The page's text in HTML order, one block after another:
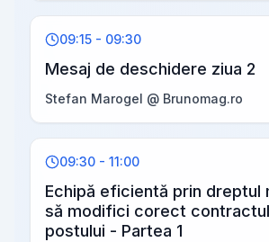
09:15 - 09:30
Mesaj de deschidere ziua 2
Stefan Marogel @ Brunomag.ro
09:30 - 11:00
Echipă eficientă prin dreptul
să modifici corect
postului - Partea 1